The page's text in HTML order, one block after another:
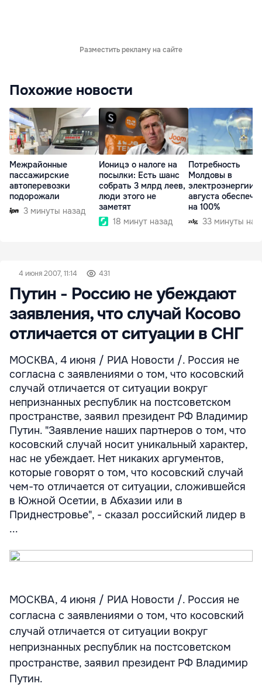
Разместить рекламу на сайте
Похожие новости
Межрайонные
пассажирские
автоперевозки
подорожали
3 минуты назад
Ионицэ о налоге на
посылки: Есть шанс
собрать 3 млрд леев,
люди этого не
заметят
18 минут назад
Потребность
Молдовы в
электроэнергии
августа
на 100%
33 минуты
4 июня 2007, 11:14 431
Путин - Россию не убеждают
заявления, что случай Косово
отличается от ситуации в СНГ
МОСКВА, 4 июня / РИА Новости /. Россия не
согласна с заявлениями о том, что косовский
случай отличается от ситуации вокруг
непризнанных республик на постсоветском
пространстве, заявил президент РФ Владимир
Путин. "Заявление наших партнеров о том, что
косовский случай носит уникальный характер,
нас не убеждает. Нет никаких аргументов,
которые говорят о том, что косовский случай
чем-то отличается от ситуации, сложившейся
в Южной Осетии, в Абхазии или в
Приднестровье", - сказал российский лидер в
...
МОСКВА, 4 июня / РИА Новости /. Россия не
согласна с заявлениями о том, что косовский
случай отличается от ситуации вокруг
непризнанных республик на постсоветском
пространстве, заявил президент РФ Владимир
Путин.